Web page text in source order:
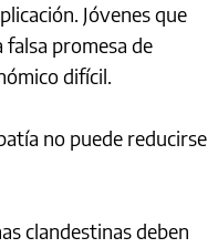
Jóvenes que
falsa promesa de
difícil.
no puede reducirse
clandestinas deben